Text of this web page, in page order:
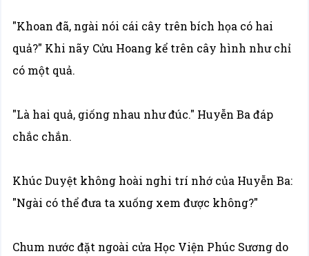
"Khoan đã, ngài nói cái cây trên bích họa có hai
quả?" Khi nãy Cửu Hoang kể trên cây hình như chỉ
có một quả.
"Là hai quả, giống nhau như đúc." Huyễn Ba đáp
chắc chắn.
Khúc Duyệt không hoài nghi trí nhớ của Huyễn Ba:
"Ngài có thể đưa ta xuống xem được không?"
Chum nước đặt ngoài cửa Học Viện Phúc Sương do